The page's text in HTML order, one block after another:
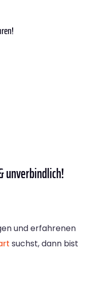
unverbindlich!
und erfahrenen
suchst, dann bist